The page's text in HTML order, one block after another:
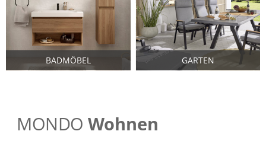
GARTEN
MONDO Wohnen
BADMÖBEL